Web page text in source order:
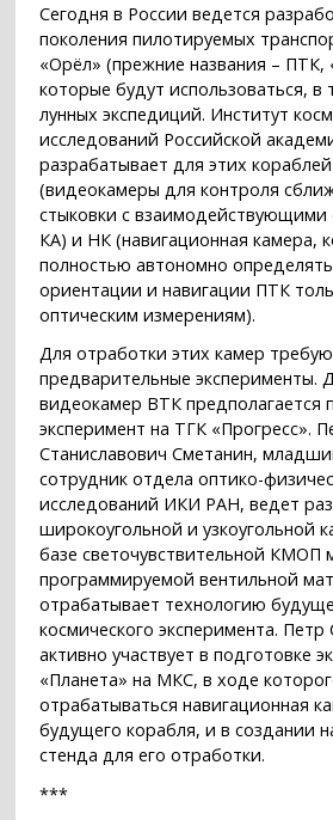
Сегодня в России ведется
поколения пилотируемых
«Орёл» (прежние названия – ПТК,
которые будут использоваться, в
лунных экспедиций. Институт
исследований Российской
разрабатывает для этих
(видеокамеры для контроля
стыковки c взаимодействующими
КА) и НК (навигационная камера,
полностью автономно
ориентации и навигации ПТК
оптическим измерениям).
Для отработки этих камер
предварительные эксперименты.
видеокамер ВТК предполагается
эксперимент на ТГК «Прогресс».
Станиславович Сметанин,
сотрудник отдела оптико-
исследований ИКИ РАН, ведет
широкоугольной и узкоугольной
базе светочувствительной КМОП
программируемой вентильной
отрабатывает технологию
космического эксперимента.
активно участвует в подготовке
«Планета» на МКС, в ходе
отрабатываться навигационная
будущего корабля, и в создании
стенда для его отработки.
***